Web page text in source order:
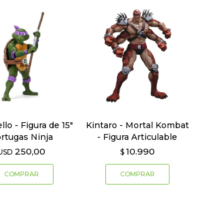
- Figura de 15"
Ninja
250,00
Kintaro - Mortal Kombat
- Figura Articulable
$ 10.990